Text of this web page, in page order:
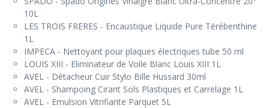
10L
LES TROIS FRERES - Encaustique Liquide Pure Térébenthine
1L
IMPECA - Nettoyant pour plaques électriques tube 50 ml
LOUIS XIII - Eliminateur de Voile Blanc Louis XIII 1L
AVEL - Détacheur Cuir Stylo Bille Hussard 30ml
AVEL - Shampoing Cirant Sols Plastiques et Carrelage 1L
AVEL - Emulsion Vitrifiante Parquet 5L